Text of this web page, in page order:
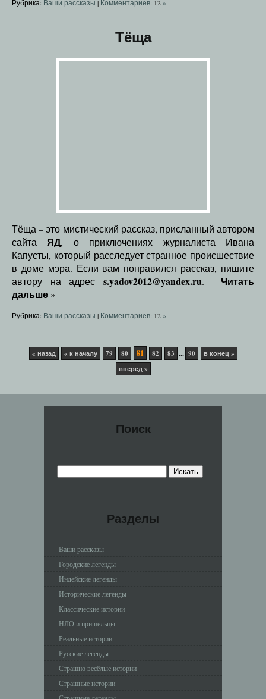
Рубрика: Ваши рассказы | Комментариев: 12»
Тёща
Тёща – это мистический рассказ, присланный автором
сайтаЯД, о приключениях журналиста Ивана
Капусты, который расследует странное происшествие
в доме мэра. Если вам понравился рассказ, пишите
автору на адрес s.yadov2012@yandex.ru.
Читать
дальше »
Рубрика: Ваши рассказы | Комментариев: 12»
« назад « к началу 79 80 81 82 83 ... 90
в конец »
вперед »
Поиск
Разделы
Ваши рассказы
Городские легенды
Индейские легенды
Исторические легенды
Классические истории
НЛО и пришельцы
Реальные истории
Русские легенды
Страшно весёлые истории
Страшные истории